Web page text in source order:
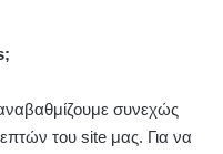
συνεχώς
του site μας. Για να